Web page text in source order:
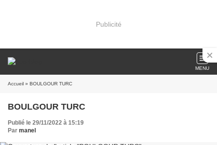
Publicité
MENU
Accueil » BOULGOUR TURC
BOULGOUR TURC
Publié le 29/11/2022 à 15:19
Par manel